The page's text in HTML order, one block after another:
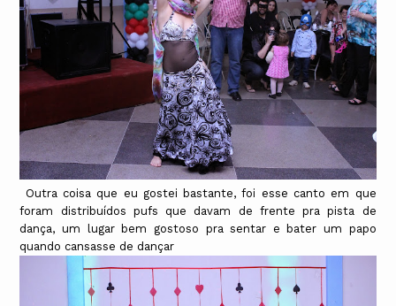
Outra coisa que eu gostei bastante, foi esse canto em que
foram distribuídos pufs que davam de frente pra pista de
dança, um lugar bem gostoso pra sentar e bater um papo
quando cansasse de dançar